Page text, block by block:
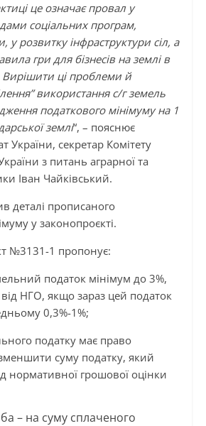
це означає провал у
соціальних програм,
у розвитку інфраструктури сіл, а
гри для бізнесів на землі в
Вирішити ці проблеми й
використання с/г земель
податкового мінімуму на 1
землі“, – пояснює
України, секретар Комітету
з питань аграрної та
Іван Чайківський.
деталі прописаного
у законопроєкті.
№3131-1 пропонує:
податок мінімум до 3%,
НГО, якщо зараз цей податок
0,3%-1%;
податку має право
зменшити суму податку, який
нормативної грошової оцінки
– на суму сплаченого